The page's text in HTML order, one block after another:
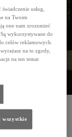
się
usług,
na Twoim
one nam zrozumieć
wykorzystywane do
celów reklamowych.
na to zgody,
na ten temat
wszystkie